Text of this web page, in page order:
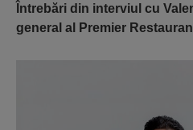
Întrebări din interviul cu
general al Premier